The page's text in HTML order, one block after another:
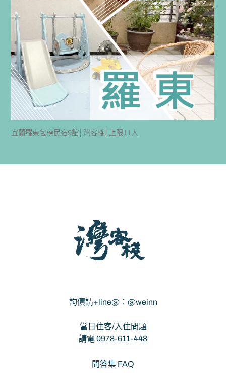
宜蘭羅東包棟民宿9館│灣客棧│上限11人
詢價請+line@：@weinn
當日住客/入住問題
請電 0978-611-448
問答集 FAQ